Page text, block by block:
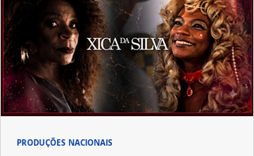
PRODUÇÕES NACIONAIS